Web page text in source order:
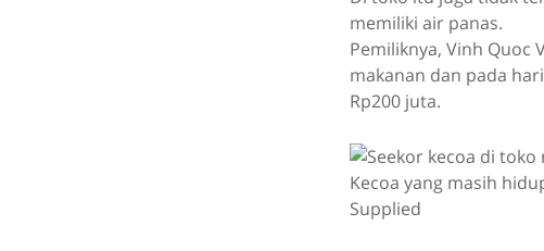
memiliki air panas.
Pemiliknya, Vinh Quoc
makanan dan pada
Rp200 juta.
Kecoa yang masih
Supplied